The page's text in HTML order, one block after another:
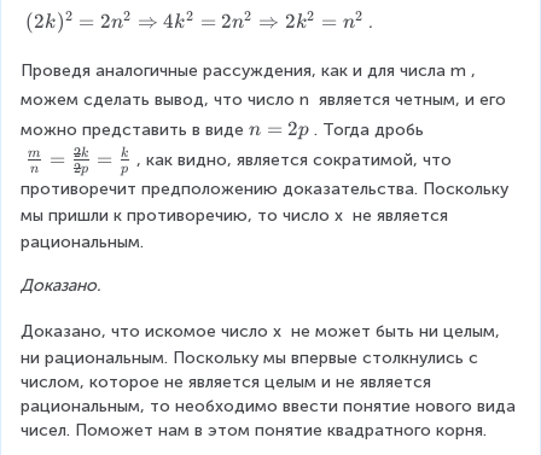
n
}
\
ri
g
h
t)
^
2
=
2
\
R
ig
(
k
)
2
=
2
n
^
\
i
g
h
t
a
(2k)2 = 2n2 ⇒ 4k2 = 2n2 ⇒ 2k2 = n2 .
Проведя аналогичные рассуждения, как и для числа m ,
можем сделать вывод, что число n является четным, и его
можно представить в виде n
=
p
n = 2p . Тогда дробь
\f
r
a
m
{
n
}
=
\f
n
m = 2p
2k = p
k
, как видно, является сократимой, что
противоречит предположению доказательства. Поскольку
мы пришли к противоречию, то число x не является
рациональным.
Доказано.
Доказано, что искомое число x не может быть ни целым,
ни рациональным. Поскольку мы впервые столкнулись с
числом, которое не является целым и не является
рациональным, то необходимо ввести понятие нового вида
чисел. Поможет нам в этом понятие квадратного корня.